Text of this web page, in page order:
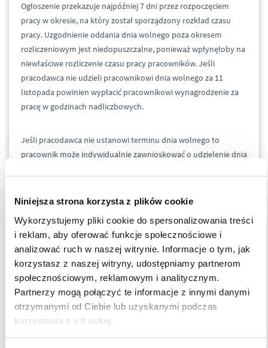
Niniejsza strona korzysta z plików cookie
Wykorzystujemy pliki cookie do spersonalizowania treści
i reklam, aby oferować funkcje społecznościowe i
analizować ruch w naszej witrynie. Informacje o tym, jak
korzystasz z naszej witryny, udostępniamy partnerom
społecznościowym, reklamowym i analitycznym.
Partnerzy mogą połączyć te informacje z innymi danymi
otrzymanymi od Ciebie lub uzyskanymi podczas
korzystania z ich usług.
Ogłoszenie przekazuje najpóźniej 7 dni przez rozpoczęciem
pracy w okresie, na który został sporządzony rozkład czasu
pracy. Uzgodnienie oddania dnia wolnego poza okresem
rozliczeniowym jest niedopuszczalne, ponieważ wpłynęłoby na
niewłaściwe rozliczenie czasu pracy pracowników. Jeśli
pracodawca nie udzieli pracownikowi dnia wolnego za 11
listopada powinien wypłacić pracownikowi wynagrodzenie za
pracę w godzinach nadliczbowych.
Jeśli pracodawca nie ustanowi terminu dnia wolnego to
pracownik może indywidualnie zawnioskować o udzielenie dnia
W sytuacji przebywania pracownika na zwolnieniu lekarskim w
dniu odbioru nie przysługuje mu inny termin dnia wolnego.
Jeśli święto przypada w dniu, który dla pracownika z
niepełnym wymiarem czasu pracy jest dniem wolnym,
pracodawca nie ma obowiązku wyznaczenia dodatkowego dnia
wolnego, w przypadku, gdy pracownik nie świadczy pracy przez
przeciętnie 5 dni w tygodniu, a tylko w niektóre dni tygodnia.
Dodatkowe pytania? Zapraszamy do kontaktu.